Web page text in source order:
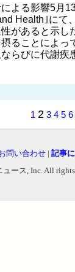
よる影響5月
Health｣にて
があると示し
ることによっ
ならびに代謝
1 2 3 4 5 6
問い合わせ | 記事
ース, Inc. All